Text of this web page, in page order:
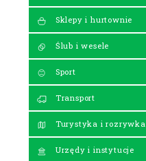
Sklepy i hurtownie
Ślub i wesele
Sport
Transport
Turystyka i rozrywka
Urzędy i instytucje